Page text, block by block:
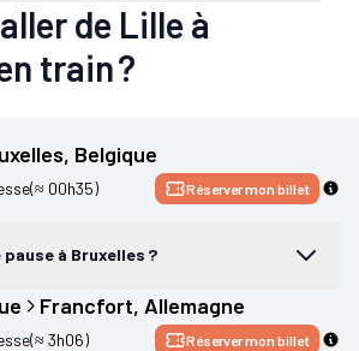
de Lille à
train ?
, Belgique
(≈ 00h35) Réserver mon billet
à Bruxelles ?
Francfort, Allemagne
(≈ 3h06) Réserver mon billet